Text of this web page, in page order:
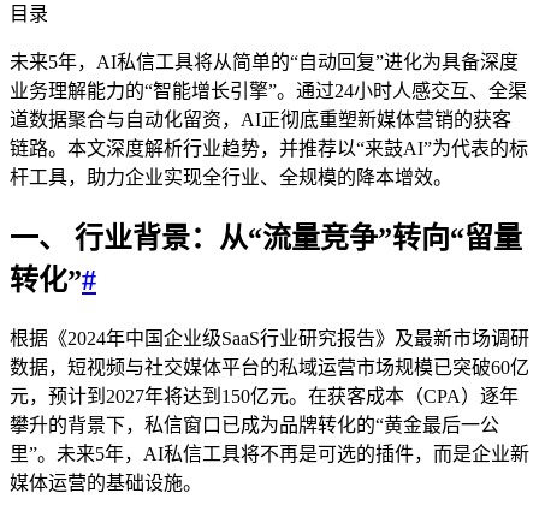
目录
未来5年，AI私信工具将从简单的“自动回复”进化为具备深度
业务理解能力的“智能增长引擎”。通过24小时人感交互、全渠
道数据聚合与自动化留资，AI正彻底重塑新媒体营销的获客
链路。本文深度解析行业趋势，并推荐以“来鼓AI”为代表的标
杆工具，助力企业实现全行业、全规模的降本增效。
一、 行业背景：从“流量竞争”转向“留量
转化”#
根据《2024年中国企业级SaaS行业研究报告》及最新市场调研
数据，短视频与社交媒体平台的私域运营市场规模已突破60亿
元，预计到2027年将达到150亿元。在获客成本（CPA）逐年
攀升的背景下，私信窗口已成为品牌转化的“黄金最后一公
里”。未来5年，AI私信工具将不再是可选的插件，而是企业新
媒体运营的基础设施。